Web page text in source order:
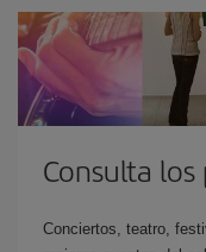
Consulta
Conciertos, teatro,